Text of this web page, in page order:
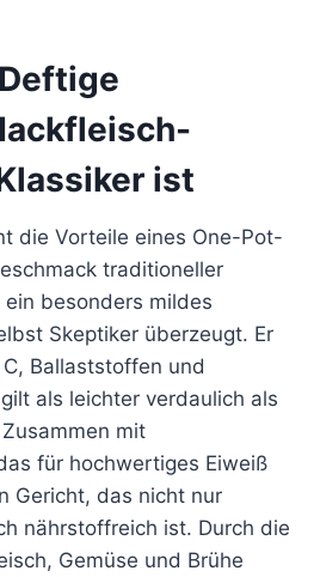
ist
die Vorteile eines One-Pot-
traditioneller
besonders mildes
Skeptiker überzeugt. Er
Ballaststoffen und
als leichter verdaulich als
mit
für hochwertiges Eiweiß
Gericht, das nicht nur
nährstoffreich ist. Durch die
Gemüse und Brühe